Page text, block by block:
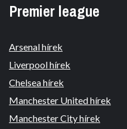
Premier league
Arsenal hírek
Liverpool hírek
Chelsea hírek
Manchester United hírek
Manchester City hírek